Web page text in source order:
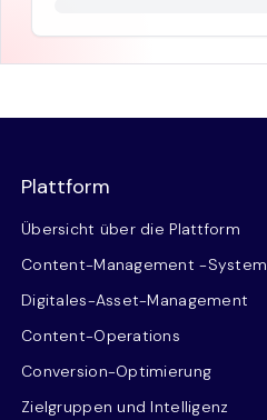
Plattform
Übersicht über die Plattform
Content-Management -System
Digitales-Asset-Management
Content-Operations
Conversion-Optimierung
Zielgruppen und Intelligenz